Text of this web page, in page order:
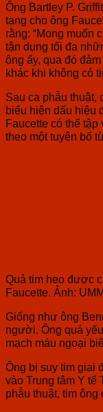
Ông Bartley P.
tạng cho ông
rằng: “Mong muốn
tận dụng tối đa
ông ấy, qua đó
khác khi không có
Sau ca phẫu thuật,
biểu hiện dấu hiệu
Faucette có thể
theo một tuyên bố
Quả tim heo được
Faucette. Ảnh:
Giống như ông
người. Ông quá
mạch máu ngoại
Ông bị suy tim giai
vào Trung tâm Y
phẫu thuật, tim